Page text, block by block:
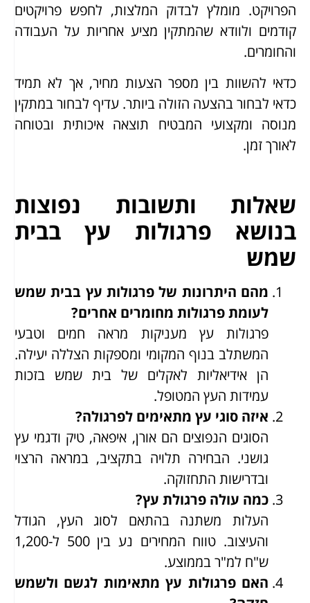
הפרויקט. מומלץ לבדוק המלצות, לחפש פרויקטים
קודמים ולוודא שהמתקין מציע אחריות על העבודה
והחומרים.
כדאי להשוות בין מספר הצעות מחיר, אך לא תמיד
כדאי לבחור בהצעה הזולה ביותר. עדיף לבחור במתקין
מנוסה ומקצועי המבטיח תוצאה איכותית ובטוחה
לאורך זמן.
שאלות ותשובות נפוצות
בנושא פרגולות עץ בבית
שמש
מהם היתרונות של פרגולות עץ בבית שמש
לעומת פרגולות מחומרים אחרים?
פרגולות עץ מעניקות מראה חמים וטבעי
המשתלב בנוף המקומי ומספקות הצללה יעילה.
הן אידיאליות לאקלים של בית שמש בזכות
עמידות העץ המטופל.
איזה סוגי עץ מתאימים לפרגולה?
הסוגים הנפוצים הם אורן, איפאה, טיק ודגמי עץ
גושני. הבחירה תלויה בתקציב, במראה הרצוי
ובדרישות התחזוקה.
כמה עולה פרגולת עץ?
העלות משתנה בהתאם לסוג העץ, הגודל
והעיצוב. טווח המחירים נע בין 500 ל-1,200
ש"ח למ"ר בממוצע.
האם פרגולות עץ מתאימות לגשם ולשמש